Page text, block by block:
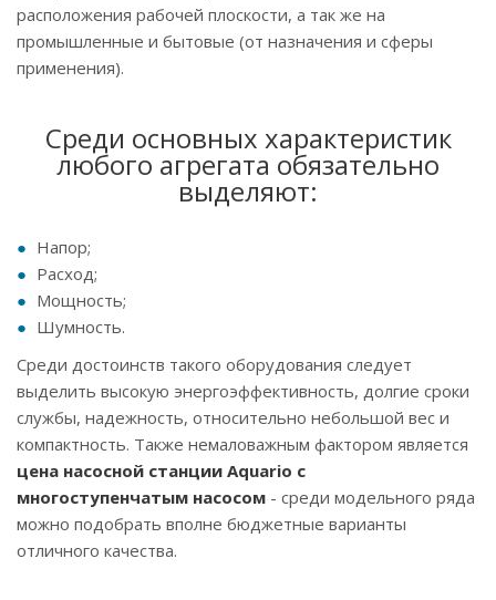
расположения рабочей плоскости, а так же на
промышленные и бытовые (от назначения и сферы
применения).
Среди основных характеристик
любого агрегата обязательно
выделяют:
Напор;
Расход;
Мощность;
Шумность.
Среди достоинств такого оборудования следует
выделить высокую энергоэффективность, долгие сроки
службы, надежность, относительно небольшой вес и
компактность. Также немаловажным фактором является
цена насосной станции Aquario с
многоступенчатым насосом - среди модельного ряда
можно подобрать вполне бюджетные варианты
отличного качества.